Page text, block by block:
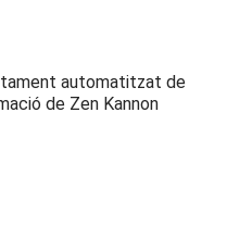
automatitzat de
de Zen Kannon